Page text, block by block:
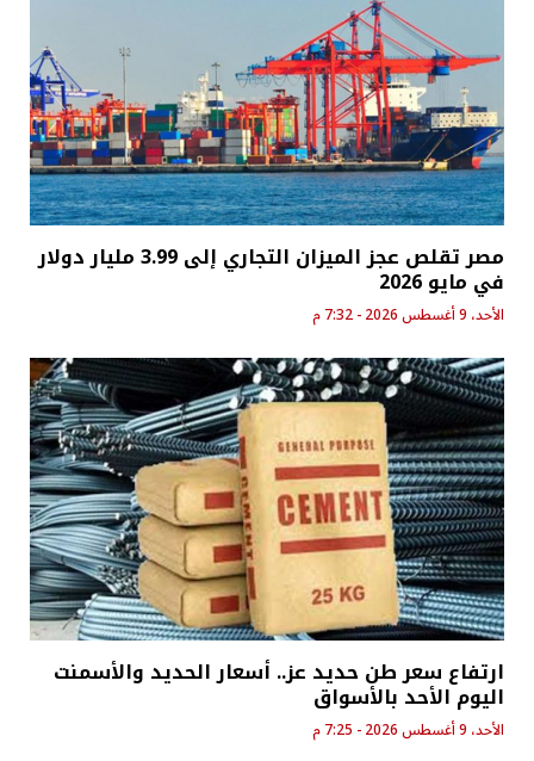
مصر تقلص عجز الميزان التجاري إلى 3.99 مليار دولار
في مايو 2026
الأحد، 9 أغسطس 2026 - 7:32 م
ارتفاع سعر طن حديد عز.. أسعار الحديد والأسمنت
اليوم الأحد بالأسواق
الأحد، 9 أغسطس 2026 - 7:25 م